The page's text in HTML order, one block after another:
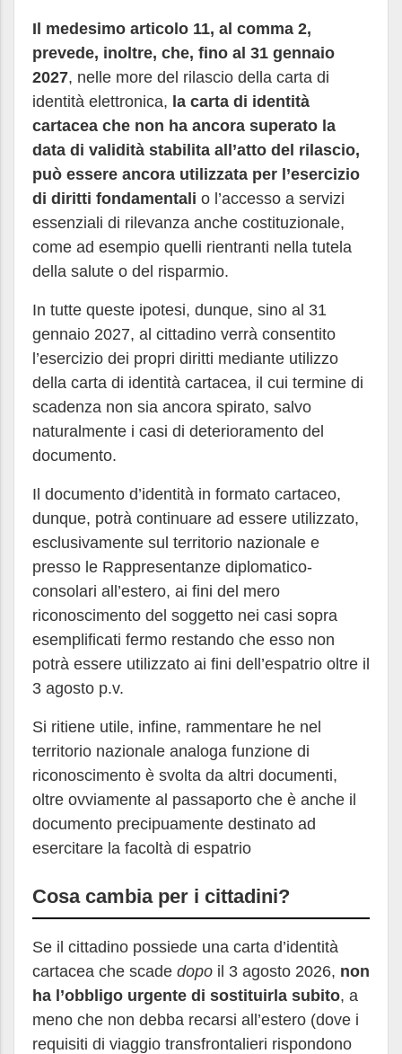
Il medesimo articolo 11, al comma 2,
prevede, inoltre, che, fino al 31 gennaio
2027, nelle more del rilascio della carta di
identità elettronica, la carta di identità
cartacea che non ha ancora superato la
data di validità stabilita all’atto del rilascio,
può essere ancora utilizzata per l’esercizio
di diritti fondamentali o l’accesso a servizi
essenziali di rilevanza anche costituzionale,
come ad esempio quelli rientranti nella tutela
della salute o del risparmio.
In tutte queste ipotesi, dunque, sino al 31
gennaio 2027, al cittadino verrà consentito
l’esercizio dei propri diritti mediante utilizzo
della carta di identità cartacea, il cui termine di
scadenza non sia ancora spirato, salvo
naturalmente i casi di deterioramento del
documento.
Il documento d’identità in formato cartaceo,
dunque, potrà continuare ad essere utilizzato,
esclusivamente sul territorio nazionale e
presso le Rappresentanze diplomatico-
consolari all’estero, ai fini del mero
riconoscimento del soggetto nei casi sopra
esemplificati fermo restando che esso non
potrà essere utilizzato ai fini dell’espatrio oltre il
3 agosto p.v.
Si ritiene utile, infine, rammentare he nel
territorio nazionale analoga funzione di
riconoscimento è svolta da altri documenti,
oltre ovviamente al passaporto che è anche il
documento precipuamente destinato ad
esercitare la facoltà di espatrio
Cosa cambia per i cittadini?
Se il cittadino possiede una carta d’identità
cartacea che scade dopo il 3 agosto 2026, non
ha l’obbligo urgente di sostituirla subito, a
meno che non debba recarsi all’estero (dove i
requisiti di viaggio transfrontalieri rispondono